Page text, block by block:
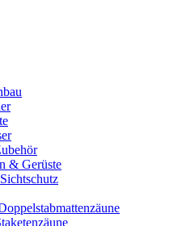
& Gerüste